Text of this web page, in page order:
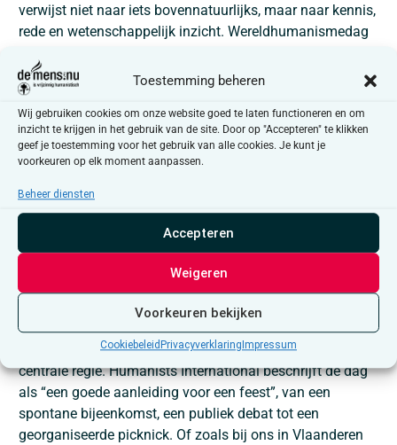
Toestemming beheren
Wij gebruiken cookies om onze website goed te laten functioneren en om
inzicht te krijgen in het gebruik van de site. Door op "Accepteren" te klikken
geef je toestemming voor het gebruik van alle cookies. Je kunt je
voorkeuren op elk moment aanpassen.
Beheer diensten
Accepteren
Weigeren
Voorkeuren bekijken
Cookiebeleid Privacyverklaring Impressum
verwijst niet naar iets bovennatuurlijks, maar naar kennis,
rede en wetenschappelijk inzicht. Wereldhumanismedag
vrijzinnig humanisme als levensbeschouwing en het
verspreiden van onze waarden.
Terwijl Europa en Noord-Amerika op 21 juni de langste
dag vieren, is het op het zuidelijk halfrond net de kortste
dag van het jaar. Maar ook daar werkt de symboliek: niet
als hoogtepunt van licht, maar als kantelpunt. Het
moment waarop het licht terugkeert en de dagen terug
Een dag zonder script
In tegenstelling tot traditionele religieuze feestdagen
heeft Wereldhumanismedag geen vaste vorm: er bestaan
geen vaste rituelen, er is geen uniforme viering en geen
centrale regie. Humanists International beschrijft de dag
als “een goede aanleiding voor een feest”, van een
spontane bijeenkomst, een publiek debat tot een
georganiseerde picknick. Of zoals bij ons in Vlaanderen